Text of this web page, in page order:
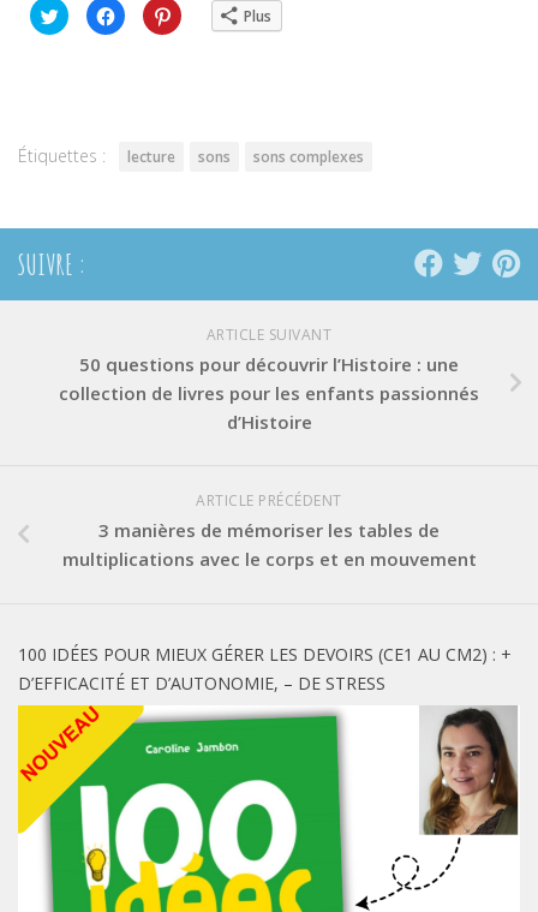
Cliquez
pour
partager
Cliquez
pour
partager
Cliquez
pour Plus
Étiquettes : lecture sons sons complexes
SUIVRE :
ARTICLE SUIVANT
50 questions pour découvrir l’Histoire : une
collection de livres pour les enfants passionnés
d’Histoire
ARTICLE PRÉCÉDENT
3 manières de mémoriser les tables de
multiplications avec le corps et en mouvement
100 IDÉES POUR MIEUX GÉRER LES DEVOIRS (CE1 AU CM2) : +
D’EFFICACITÉ ET D’AUTONOMIE, – DE STRESS